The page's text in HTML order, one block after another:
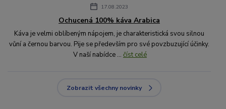
17.08.2023
Ochucená 100% káva Arabica
Káva je velmi oblíbeným nápojem, je charakteristická svou silnou
vůní a černou barvou. Pije se především pro své povzbuzující účinky.
V naší nabídce ... číst celé
Zobrazit všechny novinky